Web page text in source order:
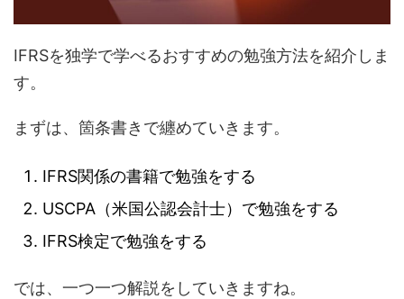
IFRSを独学で学べるおすすめの勉強方法を紹介しま
す。
まずは、箇条書きで纏めていきます。
IFRS関係の書籍で勉強をする
USCPA（米国公認会計士）で勉強をする
IFRS検定で勉強をする
では、一つ一つ解説をしていきますね。